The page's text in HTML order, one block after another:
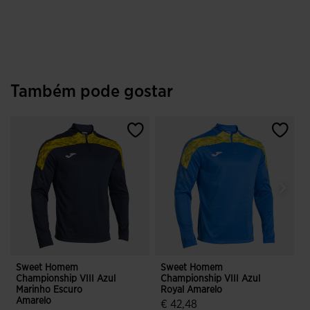
Também pode gostar
Sweet Homem
Championship VIII Azul
Marinho Escuro
Amarelo
Sweet Homem
Championship VIII Azul
Royal Amarelo
€ 42,48